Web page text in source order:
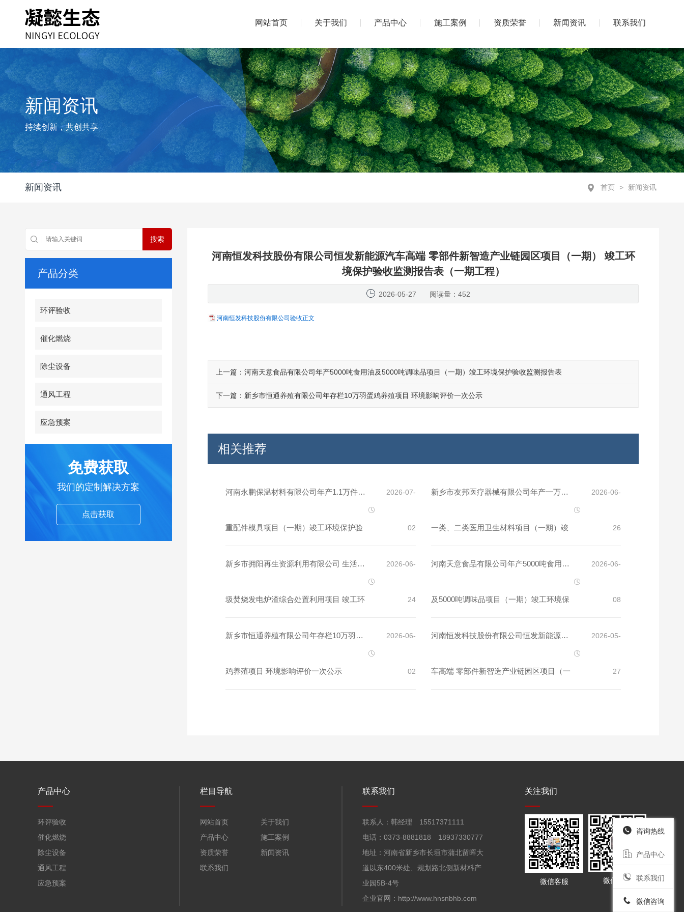
网站首页 关于我们 产品中心 施工案例 资质荣誉 新闻资讯 联系我们
新闻资讯
持续创新，共创共享
新闻资讯 首页 > 新闻资讯
产品分类
环评验收
催化燃烧
除尘设备
通风工程
应急预案
免费获取
我们的定制解决方案
点击获取
河南恒发科技股份有限公司恒发新能源汽车高端 零部件新智造产业链园区项目（一期） 竣工环
境保护验收监测报告表（一期工程）
2026-05-27 阅读量：452
河南恒发科技股份有限公司验收正文
上一篇： 河南天意食品有限公司年产5000吨食用油及5000吨调味品项目（一期）竣工环境保护验收监测报告表
下一篇： 新乡市恒通养殖有限公司年存栏10万羽蛋鸡养殖项目 环境影响评价一次公示
相关推荐
河南永鹏保温材料有限公司年产1.1万件起
重配件模具项目（一期）竣工环境保护验
收监测报告表
2026-07-
02
新乡市友邦医疗器械有限公司年产一万件
一类、二类医用卫生材料项目（一期）竣
工环境保护验收监测报告表
2026-06-
26
新乡市拥阳再生资源利用有限公司 生活垃
圾焚烧发电炉渣综合处置利用项目 竣工环
境保护验收监测报告表
2026-06-
24
河南天意食品有限公司年产5000吨食用油
及5000吨调味品项目（一期）竣工环境保
护验收监测报告表
2026-06-
08
新乡市恒通养殖有限公司年存栏10万羽蛋
鸡养殖项目 环境影响评价一次公示
2026-06-
02
河南恒发科技股份有限公司恒发新能源汽
车高端 零部件新智造产业链园区项目（一
2026-05-
27
产品中心
环评验收
催化燃烧
除尘设备
通风工程
应急预案
栏目导航
网站首页
关于我们
产品中心
施工案例
资质荣誉
新闻资讯
联系我们
联系我们
联系人：韩经理 15517371111
电话：0373-8881818 18937330777
地址：河南省新乡市长垣市蒲北留晖大
道以东400米处、规划路北侧新材料产
业园5B-4号
企业官网：http://www.hnsnbhb.com
关注我们
微信客服 微信客服
咨询热线
产品中心
联系我们
微信咨询